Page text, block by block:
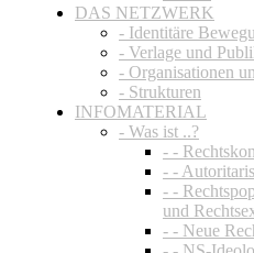
DAS NETZWERK
- Identitäre
- Verlage und
- Organisationen
- Strukturen
INFOMATERIAL
- Was ist ..?
- -
- -
- -
und
- - Neue